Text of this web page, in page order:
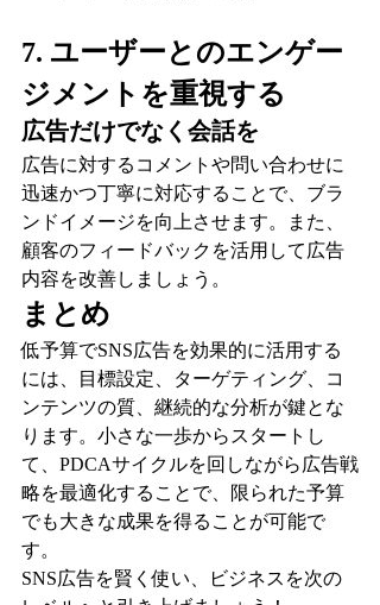
7. ユーザーとのエンゲー
ジメントを重視する
広告だけでなく会話を
広告に対するコメントや問い合わせに
迅速かつ丁寧に対応することで、ブラ
ンドイメージを向上させます。また、
顧客のフィードバックを活用して広告
内容を改善しましょう。
まとめ
低予算でSNS広告を効果的に活用する
には、目標設定、ターゲティング、コ
ンテンツの質、継続的な分析が鍵とな
ります。小さな一歩からスタートし
て、PDCAサイクルを回しながら広告戦
略を最適化することで、限られた予算
でも大きな成果を得ることが可能で
す。
SNS広告を賢く使い、ビジネスを次の